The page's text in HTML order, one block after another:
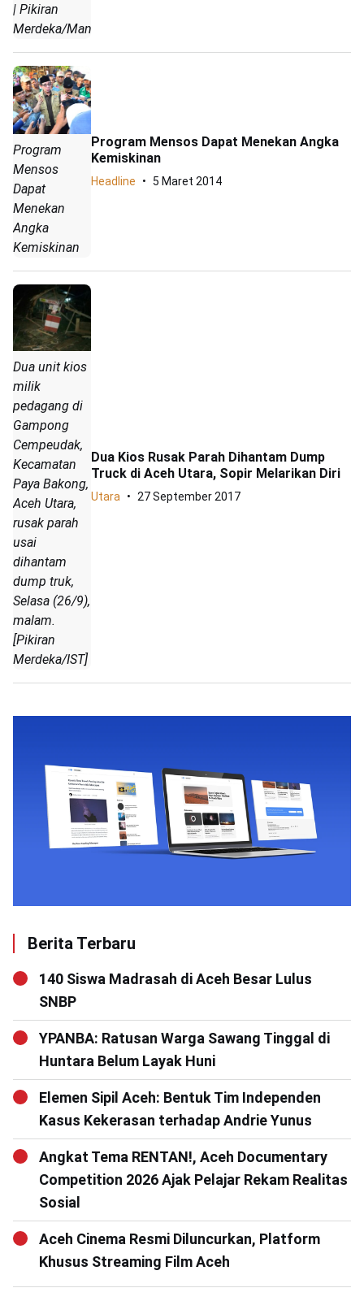
| Pikiran
Merdeka/Manda
Program
Mensos
Dapat
Menekan
Angka
Kemiskinan
Program Mensos Dapat Menekan Angka
Kemiskinan
Headline 5 Maret 2014
Dua unit kios
milik
pedagang di
Gampong
Cempeudak,
Kecamatan
Paya Bakong,
Aceh Utara,
rusak parah
usai
dihantam
dump truk,
Selasa (26/9),
malam.
[Pikiran
Merdeka/IST]
Dua Kios Rusak Parah Dihantam Dump
Truck di Aceh Utara, Sopir Melarikan Diri
Utara 27 September 2017
Berita Terbaru
140 Siswa Madrasah di Aceh Besar Lulus
SNBP
YPANBA: Ratusan Warga Sawang Tinggal di
Huntara Belum Layak Huni
Elemen Sipil Aceh: Bentuk Tim Independen
Kasus Kekerasan terhadap Andrie Yunus
Angkat Tema RENTAN!, Aceh Documentary
Competition 2026 Ajak Pelajar Rekam Realitas
Sosial
Aceh Cinema Resmi Diluncurkan, Platform
Khusus Streaming Film Aceh